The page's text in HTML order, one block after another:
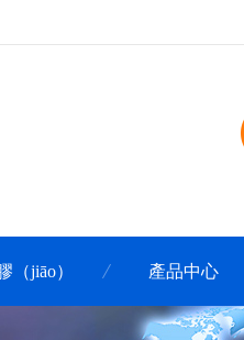
（jiāo） 產品中心